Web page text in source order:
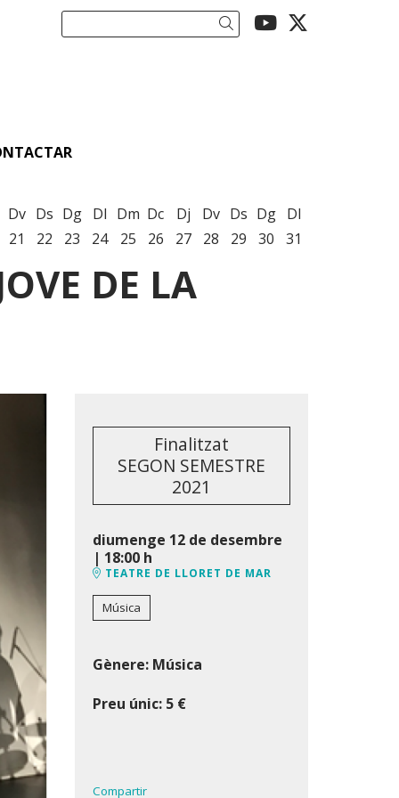
Link a
Cercar
Dv
21
Ds
22
Dg
23
Dl
24
Dm
25
Dc
26
Dj
27
Dv
28
Ds
29
Dg
30
Dl
31
DE LA
Finalitzat
SEGON SEMESTRE
2021
diumenge 12 de desembre
| 18:00 h
TEATRE DE LLORET DE MAR
Música
Gènere: Música
Preu únic: 5 €
Compartir